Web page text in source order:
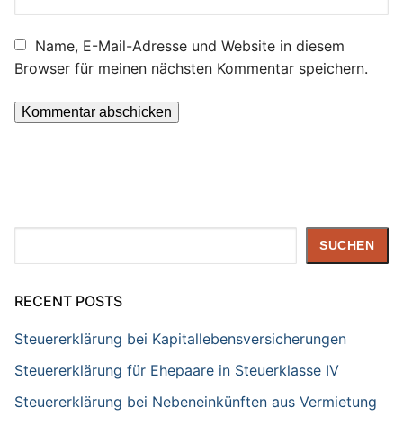
Name, E-Mail-Adresse und Website in diesem
Browser für meinen nächsten Kommentar speichern.
SUCHEN
RECENT POSTS
Steuererklärung bei Kapitallebensversicherungen
Steuererklärung für Ehepaare in Steuerklasse IV
Steuererklärung bei Nebeneinkünften aus Vermietung